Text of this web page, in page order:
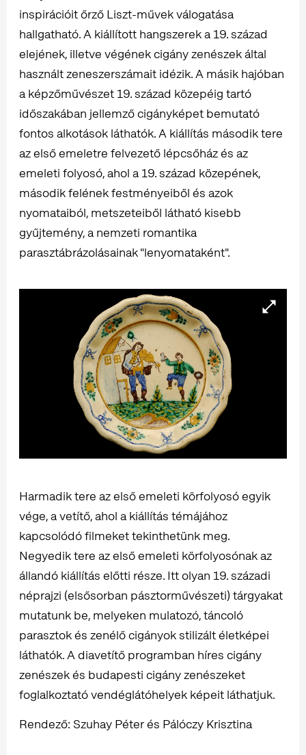
inspirációit őrző Liszt-művek válogatása
hallgatható. A kiállított hangszerek a 19. század
elejének, illetve végének cigány zenészek által
használt zeneszerszámait idézik. A másik hajóban
a képzőművészet 19. század közepéig tartó
időszakában jellemző cigányképet bemutató
fontos alkotások láthatók. A kiállítás második tere
az első emeletre felvezető lépcsőház és az
emeleti folyosó, ahol a 19. század közepének,
második felének festményeiből és azok
nyomataiból, metszeteiből látható kisebb
gyűjtemény, a nemzeti romantika
parasztábrázolásainak "lenyomataként".
Harmadik tere az első emeleti körfolyosó egyik
vége, a vetítő, ahol a kiállítás témájához
kapcsolódó filmeket tekinthetünk meg.
Negyedik tere az első emeleti körfolyosónak az
állandó kiállítás előtti része. Itt olyan 19. századi
néprajzi (elsősorban pásztorművészeti) tárgyakat
mutatunk be, melyeken mulatozó, táncoló
parasztok és zenélő cigányok stilizált életképei
láthatók. A diavetítő programban híres cigány
zenészek és budapesti cigány zenészeket
foglalkoztató vendéglátóhelyek képeit láthatjuk.
Rendező: Szuhay Péter és Pálóczy Krisztina